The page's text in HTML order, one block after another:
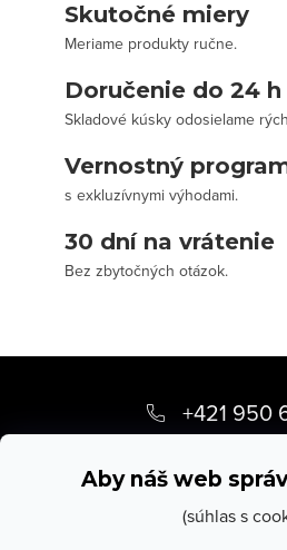
Aby náš web
(súhlas s
Skutočné miery
Meriame produkty ručne.
Doručenie do 24 h
Skladové kúsky odosielame
Vernostný
s exkluzívnymi výhodami.
30 dní na vrátenie
Bez zbytočných otázok.
p
+421 950